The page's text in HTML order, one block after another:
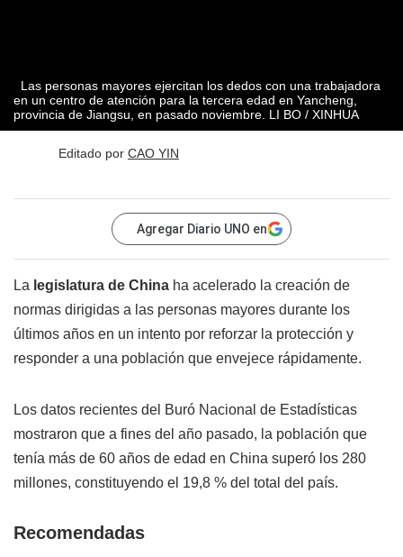
Las personas mayores ejercitan los dedos con una trabajadora
en un centro de atención para la tercera edad en Yancheng,
provincia de Jiangsu, en pasado noviembre. LI BO / XINHUA
Editado por CAO YIN
Agregar Diario UNO en
La legislatura de China ha acelerado la creación de
normas dirigidas a las personas mayores durante los
últimos años en un intento por reforzar la protección y
responder a una población que envejece rápidamente.
Los datos recientes del Buró Nacional de Estadísticas
mostraron que a fines del año pasado, la población que
tenía más de 60 años de edad en China superó los 280
millones, constituyendo el 19,8 % del total del país.
Recomendadas